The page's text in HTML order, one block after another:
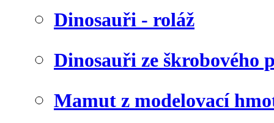
Dinosauři - roláž
Dinosauři ze škrobového
Mamut z modelovací